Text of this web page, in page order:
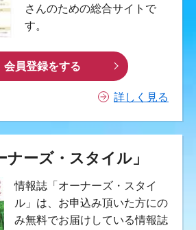
さんのための総合サイトで
す。
会員登録をする
詳しく見る
ナーズ・スタイル」
情報誌「オーナーズ・スタイ
ル」は、お申込み頂いた方にの
み無料でお届けしている情報誌